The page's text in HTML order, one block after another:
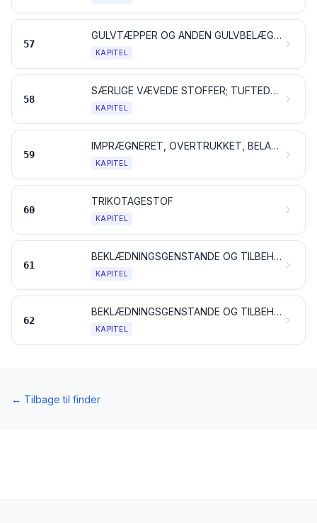
57
GULVTÆPPER OG ANDEN GULVBELÆGNING AF TEKSTILMATERIALER
KAPITEL
58
SÆRLIGE VÆVEDE STOFFER; TUFTEDE TEKSTILSTOFFER; BLONDER OG KNIPLINGER; TAPISSERIER; POSSEMENTARTIKLER; BRODERIER
KAPITEL
59
IMPRÆGNERET, OVERTRUKKET, BELAGT ELLER LAMINERET TEKSTILSTOF; TEKNISKE VARER AF TEKSTIL
KAPITEL
60
TRIKOTAGESTOF
KAPITEL
61
BEKLÆDNINGSGENSTANDE OG TILBEHØR TIL BEKLÆDNINGSGENSTANDE, AF TRIKOTAGE
KAPITEL
62
BEKLÆDNINGSGENSTANDE OG TILBEHØR TIL BEKLÆDNINGSGENSTANDE, UNDTAGEN VARER AF TRIKOTAGE
KAPITEL
← Tilbage til finder